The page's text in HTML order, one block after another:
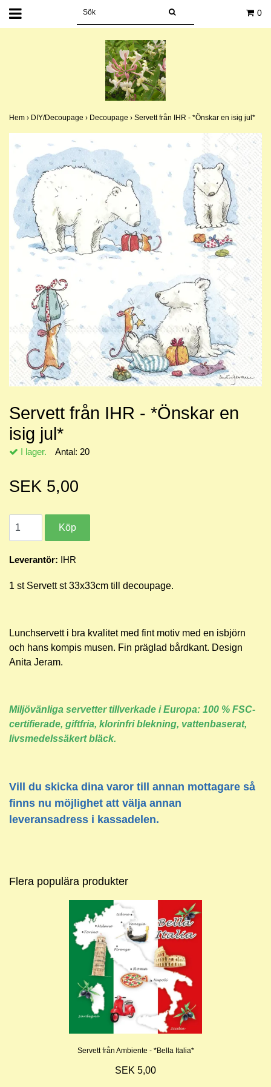
0
Hem › DIY/Decoupage › Decoupage › Servett från IHR - *Önskar en isig jul*
Servett från IHR - *Önskar en
isig jul*
I lager. Antal: 20
SEK 5,00
Leverantör: IHR
1 st Servett st 33x33cm till decoupage.
Lunchservett i bra kvalitet med fint motiv med en isbjörn
och hans kompis musen. Fin präglad bårdkant. Design
Anita Jeram.
Miljövänliga servetter tillverkade i Europa: 100 % FSC-
certifierade, giftfria, klorinfri blekning, vattenbaserat,
livsmedelssäkert bläck.
Vill du skicka dina varor till annan mottagare så
finns nu möjlighet att välja annan
leveransadress i kassadelen.
Flera populära produkter
Servett från Ambiente - *Bella Italia*
SEK 5,00